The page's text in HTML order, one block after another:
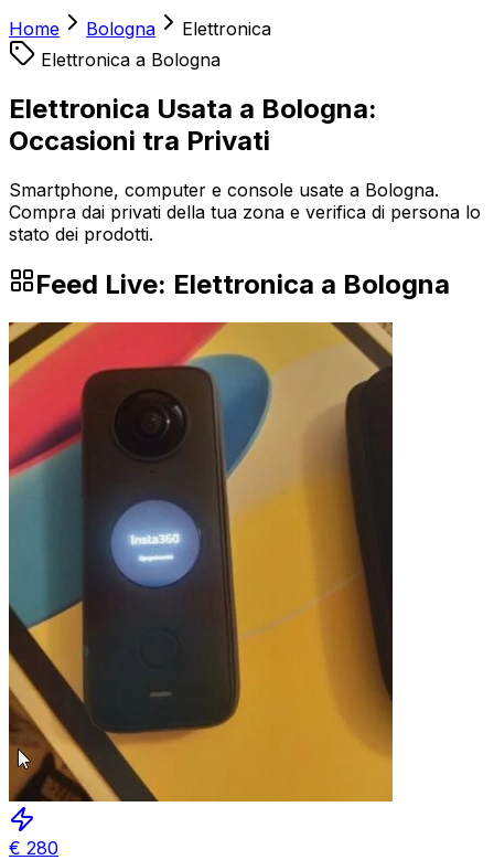
Home Bologna
Elettronica
Elettronica a Bologna
Elettronica Usata a Bologna:
Occasioni tra Privati
Smartphone, computer e console usate a Bologna.
Compra dai privati della tua zona e verifica di persona lo
stato dei prodotti.
Feed Live: Elettronica a Bologna
€ 280